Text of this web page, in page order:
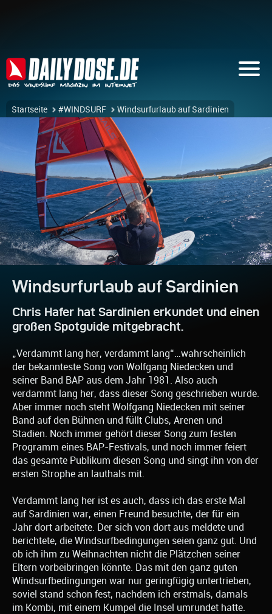
Startseite #WINDSURF Windsurfurlaub auf Sardinien
Windsurfurlaub auf Sardinien
Chris Hafer hat Sardinien erkundet und einen
großen Spotguide mitgebracht.
„Verdammt lang her, verdammt lang“…wahrscheinlich
der bekannteste Song von Wolfgang Niedecken und
seiner Band BAP aus dem Jahr 1981. Also auch
verdammt lang her, dass dieser Song geschrieben wurde.
Aber immer noch steht Wolfgang Niedecken mit seiner
Band auf den Bühnen und füllt Clubs, Arenen und
Stadien. Noch immer gehört dieser Song zum festen
Programm eines BAP-Festivals, und noch immer feiert
das gesamte Publikum diesen Song und singt ihn von der
ersten Strophe an lauthals mit.
Verdammt lang her ist es auch, dass ich das erste Mal
auf Sardinien war, einen Freund besuchte, der für ein
Jahr dort arbeitete. Der sich von dort aus meldete und
berichtete, die Windsurfbedingungen seien ganz gut. Und
ob ich ihm zu Weihnachten nicht die Plätzchen seiner
Eltern vorbeibringen könnte. Das mit den ganz guten
Windsurfbedingungen war nur geringfügig untertrieben,
soviel stand schon fest, nachdem ich erstmals, damals
im Kombi, mit einem Kumpel die Insel umrundet hatte.